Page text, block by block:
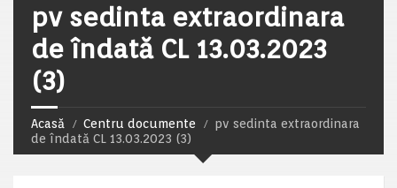
pv sedinta extraordinara
de îndată CL 13.03.2023
(3)
Acasă Centru documente
pv sedinta extraordinara
de îndată CL 13.03.2023 (3)